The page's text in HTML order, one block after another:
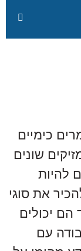
כימיים
שונים
להיות
את סוגי
יכולים
עם